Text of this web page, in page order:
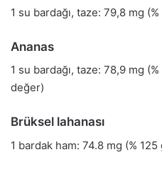
1 su bardağı, taze: 79,8 mg
Ananas
1 su bardağı, taze: 78,9 mg
değer)
Brüksel lahanası
1 bardak ham: 74.8 mg (%